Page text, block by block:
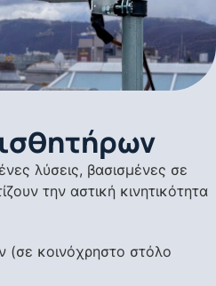
λύσεις, βασισμένες σε
την αστική κινητικότητα
(σε κοινόχρηστο στόλο